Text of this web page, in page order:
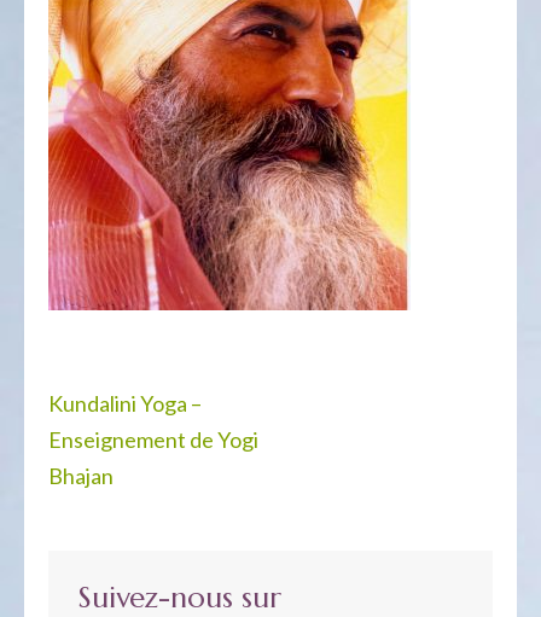
Navigation
de
l’article
Kundalini Yoga –
Enseignement de Yogi
Bhajan
Suivez-nous sur